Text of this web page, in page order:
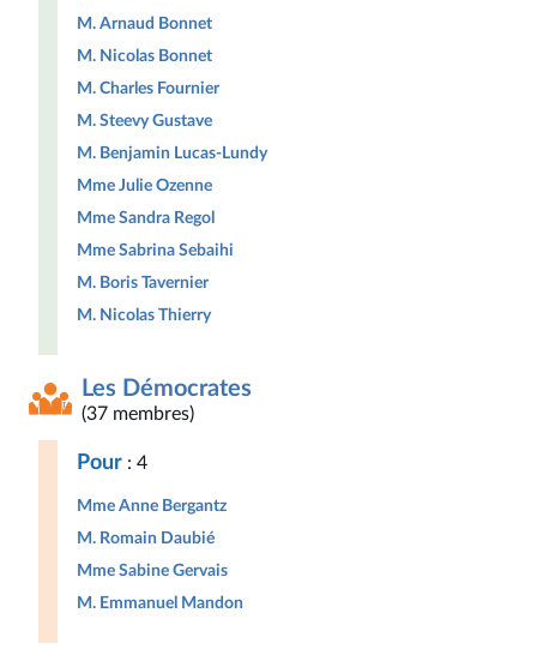
M. Arnaud Bonnet
M. Nicolas Bonnet
M. Charles Fournier
M. Steevy Gustave
M. Benjamin Lucas-Lundy
Mme Julie Ozenne
Mme Sandra Regol
Mme Sabrina Sebaihi
M. Boris Tavernier
M. Nicolas Thierry
Les Démocrates
(37 membres)
Pour : 4
Mme Anne Bergantz
M. Romain Daubié
Mme Sabine Gervais
M. Emmanuel Mandon